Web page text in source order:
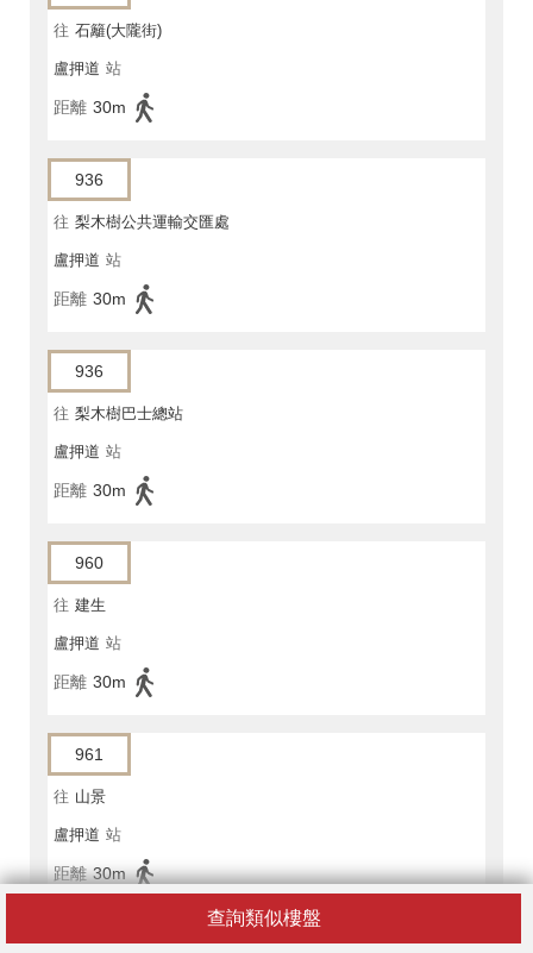
查詢類似樓盤
往 石籬(大隴街)
盧押道 站
距離 30m
936
往 梨木樹公共運輸交匯處
盧押道 站
距離 30m
936
往 梨木樹巴士總站
盧押道 站
距離 30m
960
往 建生
盧押道 站
距離 30m
961
往 山景
盧押道 站
距離 30m
968